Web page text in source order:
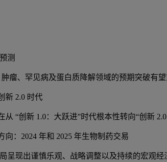
测
瘤、罕见病及蛋白质降解领域的预期突破有
新 2.0 时代
从 “创新 1.0：大跃进”时代根本性转向“创新
：2024 年和 2025 年生物制药交易
呈现出谨慎乐观、战略调整以及持续的宏观